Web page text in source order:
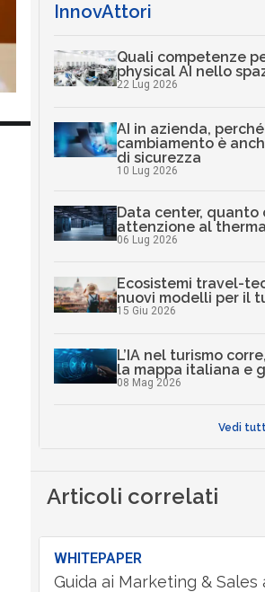
InnovAttori
Quali competenze
physical AI nello
22 Lug 2026
AI in azienda,
cambiamento è
di sicurezza
10 Lug 2026
Data center, quanto
attenzione al
06 Lug 2026
Ecosistemi travel-
nuovi modelli per il
15 Giu 2026
L’IA nel turismo
la mappa italiana e
08 Mag 2026
Vedi
Articoli correlati
WHITEPAPER
Guida ai Marketing & Sales